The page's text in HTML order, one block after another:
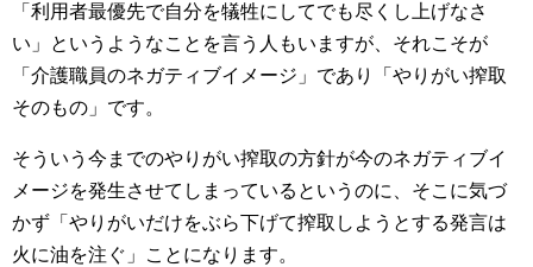
「利用者最優先で自分を犠牲にしてでも尽くし上げなさ
い」というようなことを言う人もいますが、それこそが
「介護職員のネガティブイメージ」であり「やりがい搾取
そのもの」です。
そういう今までのやりがい搾取の方針が今のネガティブイ
メージを発生させてしまっているというのに、そこに気づ
かず「やりがいだけをぶら下げて搾取しようとする発言は
火に油を注ぐ」ことになります。